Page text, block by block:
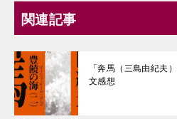
関連記事
「奔馬（三島由紀夫
文感想